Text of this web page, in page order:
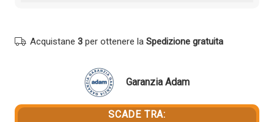
Acquistane 3 per ottenere la Spedizione gratuita
Garanzia Adam
SCADE TRA: